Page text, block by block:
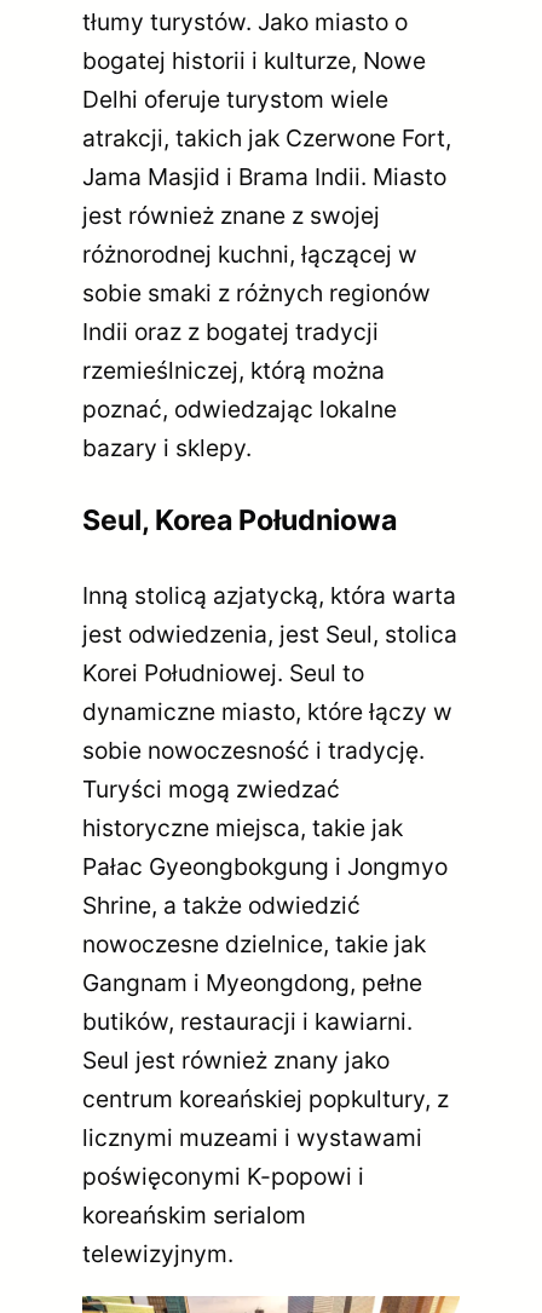
tłumy turystów. Jako miasto o
bogatej historii i kulturze, Nowe
Delhi oferuje turystom wiele
atrakcji, takich jak Czerwone Fort,
Jama Masjid i Brama Indii. Miasto
jest również znane z swojej
różnorodnej kuchni, łączącej w
sobie smaki z różnych regionów
Indii oraz z bogatej tradycji
rzemieślniczej, którą można
poznać, odwiedzając lokalne
bazary i sklepy.
Seul, Korea Południowa
Inną stolicą azjatycką, która warta
jest odwiedzenia, jest Seul, stolica
Korei Południowej. Seul to
dynamiczne miasto, które łączy w
sobie nowoczesność i tradycję.
Turyści mogą zwiedzać
historyczne miejsca, takie jak
Pałac Gyeongbokgung i Jongmyo
Shrine, a także odwiedzić
nowoczesne dzielnice, takie jak
Gangnam i Myeongdong, pełne
butików, restauracji i kawiarni.
Seul jest również znany jako
centrum koreańskiej popkultury, z
licznymi muzeami i wystawami
poświęconymi K-popowi i
koreańskim serialom
telewizyjnym.